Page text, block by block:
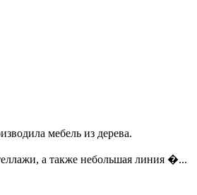
мебель из дерева.
а также небольшая линия �...